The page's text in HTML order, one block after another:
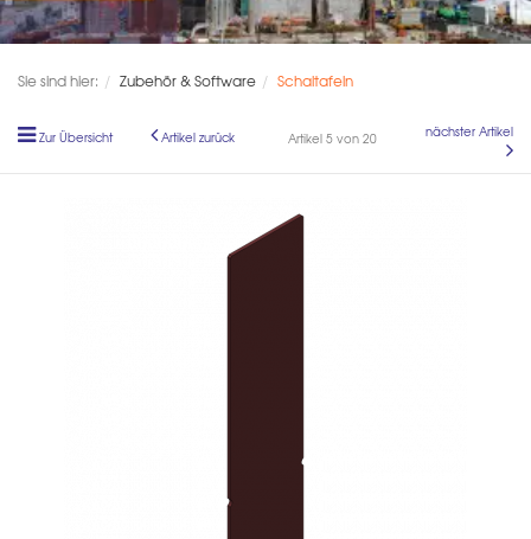
Sie sind hier: Zubehör & Software Schaltafeln
Zur Übersicht Artikel zurück Artikel 5 von 20 nächster Artikel